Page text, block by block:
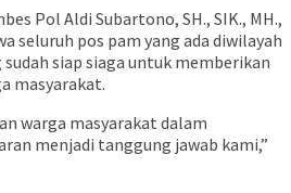
Pol Aldi Subartono, SH., SIK., MH.,
seluruh pos pam yang ada diwilayah
siap siaga untuk memberikan
masyarakat.
warga masyarakat dalam
menjadi tanggung jawab kami,”